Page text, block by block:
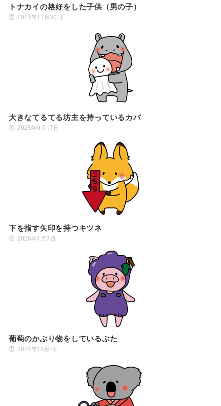
トナカイの格好をした子供（男の子）
2021年11月30日
大きなてるてる坊主を持っているカバ
2025年9月17日
下を指す矢印を持つキツネ
2026年1月7日
葡萄のかぶり物をしているぶた
2024年10月4日